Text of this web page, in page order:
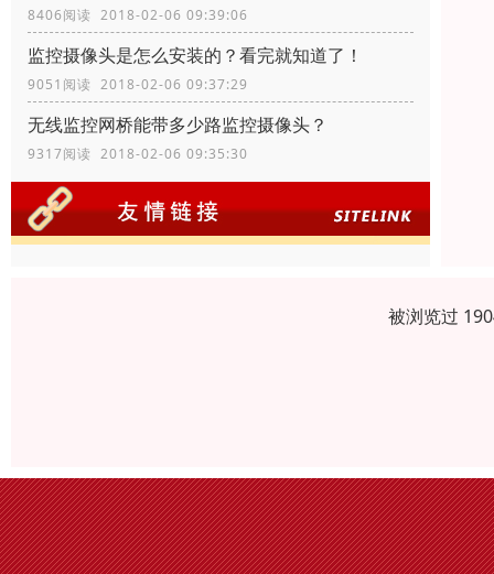
8406阅读 2018-02-06 09:39:06
监控摄像头是怎么安装的？看完就知道了！
9051阅读 2018-02-06 09:37:29
无线监控网桥能带多少路监控摄像头？
9317阅读 2018-02-06 09:35:30
被浏览过